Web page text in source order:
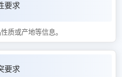
要求
质或产地等信息。
要求